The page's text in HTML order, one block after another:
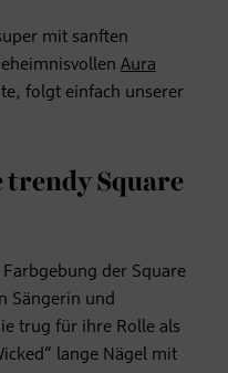
mit sanften
Aura
folgt einfach unserer
trendy Square
der Square
Sängerin und
trug für ihre Rolle als
lange Nägel mit